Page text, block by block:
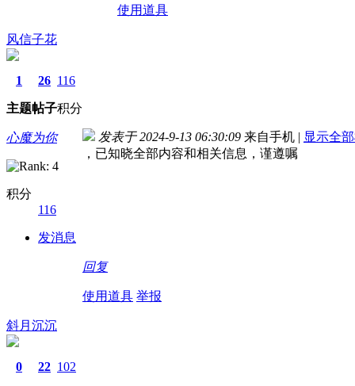
使用道具
风信子花
1
主题
26
帖子
116
积分
心魔为你
积分
116
发消息
发表于 2024-9-13 06:30:09 来自手机 | 显示全
，已知晓全部内容和相关信息，谨遵嘱
回复
使用道具 举报
斜月沉沉
0 22 102